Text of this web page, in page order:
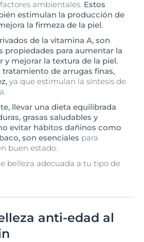
ambientales. Estos
estimulan la producción de
la firmeza de la piel.
de la vitamina A, son
propiedades para aumentar la
y mejorar la textura de la piel.
tratamiento de arrugas finas,
ya que estimulan la síntesis de
llevar una dieta equilibrada
grasas saludables y
evitar hábitos dañinos como
son esenciales para
buen estado.
belleza adecuada a tu tipo de
anti-edad al